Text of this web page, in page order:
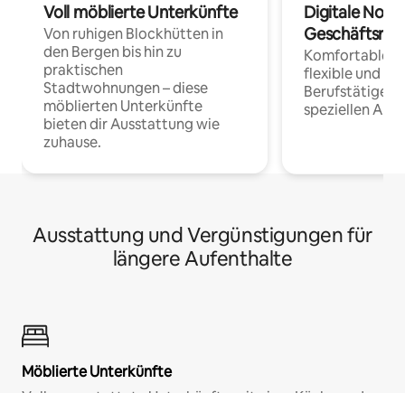
Voll möblierte Unterkünfte
Von ruhigen Blockhütten in
den Bergen bis hin zu
praktischen
Stadtwohnungen – diese
möblierten Unterkünfte
bieten dir Ausstattung wie
zuhause.
Digitale
Komfortable
flexible und
Berufstätige
speziellen
Ausstattung und Vergünstigungen für
längere Aufenthalte
Möblierte Unterkünfte